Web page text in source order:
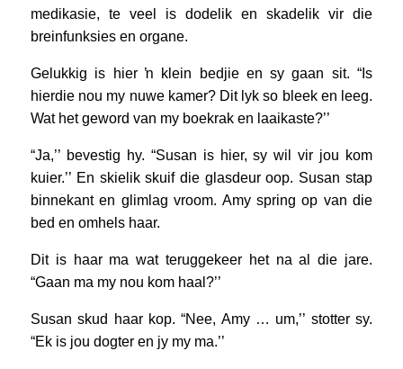
medikasie, te veel is dodelik en skadelik vir die
breinfunksies en organe.
Gelukkig is hier ŉ klein bedjie en sy gaan sit. “Is
hierdie nou my nuwe kamer? Dit lyk so bleek en leeg.
Wat het geword van my boekrak en laaikaste?’’
“Ja,’’ bevestig hy. “Susan is hier, sy wil vir jou kom
kuier.’’ En skielik skuif die glasdeur oop. Susan stap
binnekant en glimlag vroom. Amy spring op van die
bed en omhels haar.
Dit is haar ma wat teruggekeer het na al die jare.
“Gaan ma my nou kom haal?’’
Susan skud haar kop. “Nee, Amy … um,’’ stotter sy.
“Ek is jou dogter en jy my ma.’’